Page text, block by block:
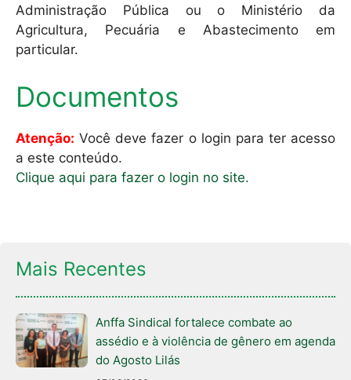
Administração Pública ou o Ministério da
Agricultura, Pecuária e Abastecimento em
particular.
Documentos
Atenção: Você deve fazer o login para ter acesso
a este conteúdo.
Clique aqui para fazer o login no site.
Mais Recentes
Anffa Sindical fortalece combate ao
assédio e à violência de gênero em agenda
do Agosto Lilás